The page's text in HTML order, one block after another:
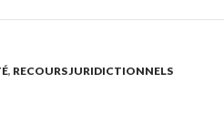
, RECOURS JURIDICTIONNELS